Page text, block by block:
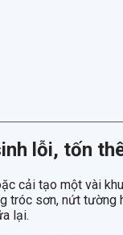
lỗi, tốn
cải tạo một vài
tróc sơn, nứt
lại.